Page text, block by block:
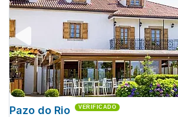
Pazo do Rio VERIFICADO